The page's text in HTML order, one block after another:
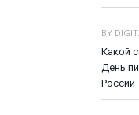
BY
Какой
День
России